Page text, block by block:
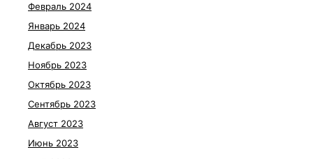
Февраль 2024
Январь 2024
Декабрь 2023
Ноябрь 2023
Октябрь 2023
Сентябрь 2023
Август 2023
Июнь 2023